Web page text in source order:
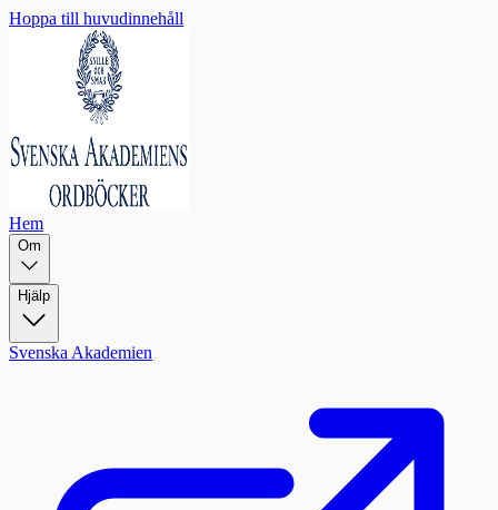
Hoppa till huvudinnehåll
Hem
Om
Hjälp
Svenska Akademien